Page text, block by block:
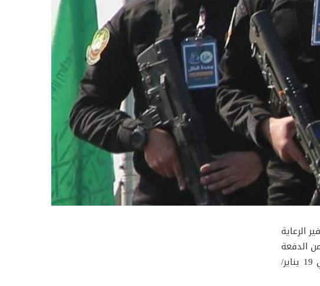
الرعاية
الدفعة
الرابعة من صفقة التبادل بالمرحلة الأولى من اتفاق وقف إطلاق النار الذي بدء في 19 يناير/